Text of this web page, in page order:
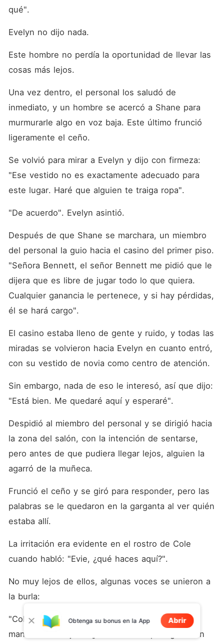
qué".
Evelyn no dijo nada.
Este hombre no perdía la oportunidad de llevar las
cosas más lejos.
Una vez dentro, el personal los saludó de
inmediato, y un hombre se acercó a Shane para
murmurarle algo en voz baja. Este último frunció
ligeramente el ceño.
Se volvió para mirar a Evelyn y dijo con firmeza:
"Ese vestido no es exactamente adecuado para
este lugar. Haré que alguien te traiga ropa".
"De acuerdo". Evelyn asintió.
Después de que Shane se marchara, un miembro
del personal la guio hacia el casino del primer piso.
"Señora Bennett, el señor Bennett me pidió que le
dijera que es libre de jugar todo lo que quiera.
Cualquier ganancia le pertenece, y si hay pérdidas,
él se hará cargo".
El casino estaba lleno de gente y ruido, y todas las
miradas se volvieron hacia Evelyn en cuanto entró,
con su vestido de novia como centro de atención.
Sin embargo, nada de eso le interesó, así que dijo:
"Está bien. Me quedaré aquí y esperaré".
Despidió al miembro del personal y se dirigió hacia
la zona del salón, con la intención de sentarse,
pero antes de que pudiera llegar lejos, alguien la
agarró de la muñeca.
Frunció el ceño y se giró para responder, pero las
palabras se le quedaron en la garganta al ver quién
estaba allí.
La irritación era evidente en el rostro de Cole
cuando habló: "Evie, ¿qué haces aquí?".
No muy lejos de ellos, algunas voces se unieron a
la burla:
"Cole, parece que la señorita Fowler no pudo
mantenerse alejada. ¿De verdad te persiguió con
Obtenga su bonus en la App Abrir